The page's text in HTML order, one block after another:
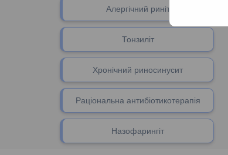
Алергічний риніт
Тонзиліт
Хронічний риносинусит
Раціональна антибіотикотерапія
Назофарингіт